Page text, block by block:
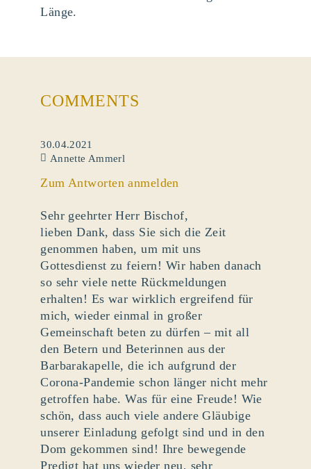
Länge.
COMMENTS
30.04.2021
Annette Ammerl
Zum Antworten anmelden
Sehr geehrter Herr Bischof,
lieben Dank, dass Sie sich die Zeit
genommen haben, um mit uns
Gottesdienst zu feiern! Wir haben danach
so sehr viele nette Rückmeldungen
erhalten! Es war wirklich ergreifend für
mich, wieder einmal in großer
Gemeinschaft beten zu dürfen – mit all
den Betern und Beterinnen aus der
Barbarakapelle, die ich aufgrund der
Corona-Pandemie schon länger nicht mehr
getroffen habe. Was für eine Freude! Wie
schön, dass auch viele andere Gläubige
unserer Einladung gefolgt sind und in den
Dom gekommen sind! Ihre bewegende
Predigt hat uns wieder neu, sehr